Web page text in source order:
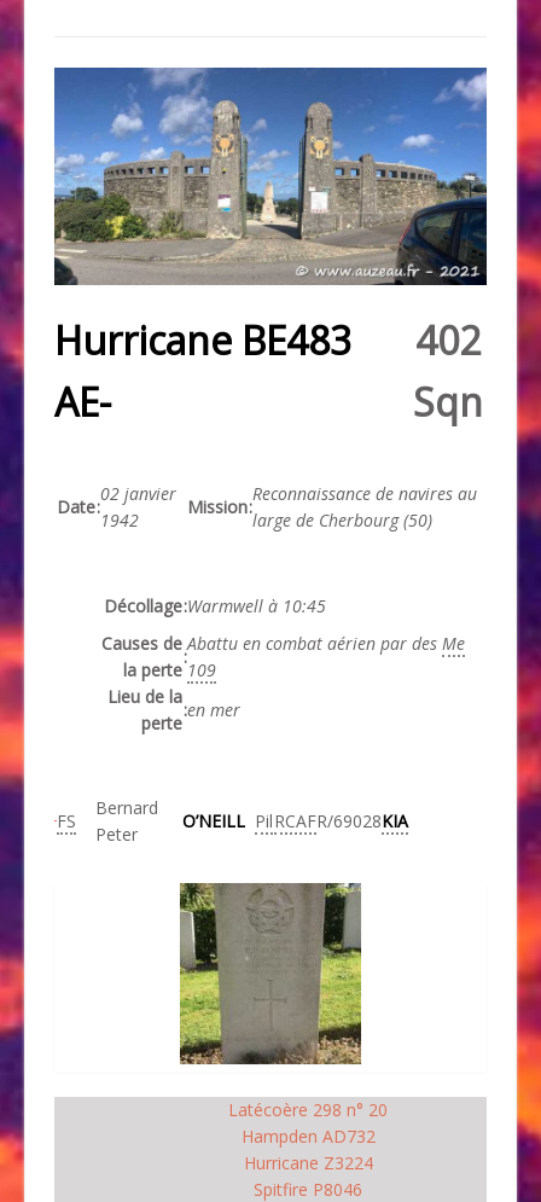
Hurricane BE483
AE-
402
Sqn
Date:
02 janvier
1942
Mission:
Reconnaissance de navires au
large de Cherbourg (50)
Décollage:Warmwell à 10:45
Causes de
la perte
:
Abattu en combat aérien par des Me
109
Lieu de la
perte
:en mer
FS
Bernard
Peter
O’NEILL PilRCAFR/69028KIA
Latécoère 298 n° 20
Hampden AD732
Hurricane Z3224
Spitfire P8046